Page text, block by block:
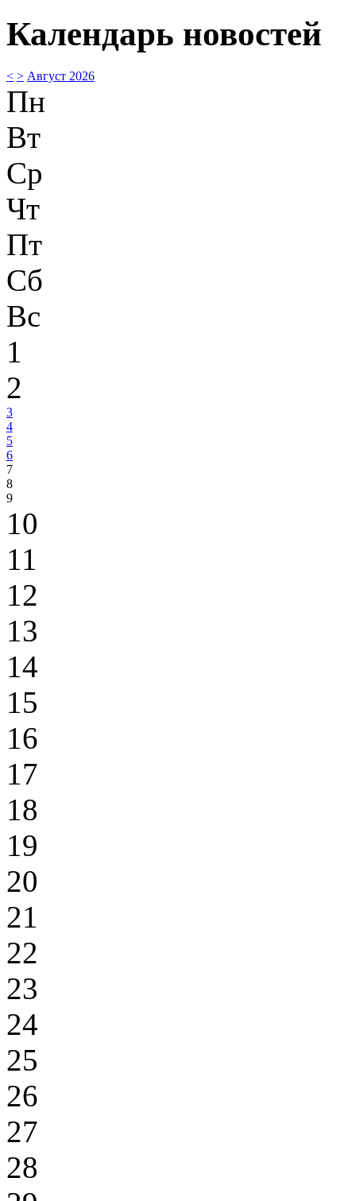
Календарь новостей
< > Август 2026
Пн
Вт
Ср
Чт
Пт
Сб
Вс
1
2
3
4
5
6
7
8
9
10
11
12
13
14
15
16
17
18
19
20
21
22
23
24
25
26
27
28